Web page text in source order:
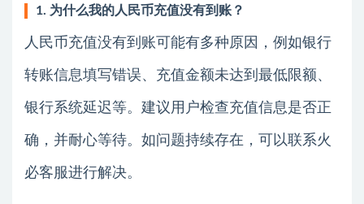
1. 为什么我的人民币充值没有到账？
人民币充值没有到账可能有多种原因，例如银行
转账信息填写错误、充值金额未达到最低限额、
银行系统延迟等。建议用户检查充值信息是否正
确，并耐心等待。如问题持续存在，可以联系火
必客服进行解决。